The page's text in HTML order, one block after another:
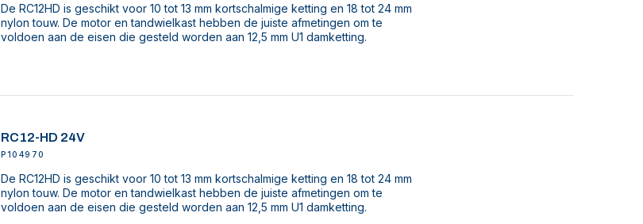
De RC12HD is geschikt voor 10 tot 13 mm kortschalmige ketting en 18 tot 24 mm
nylon touw. De motor en tandwielkast hebben de juiste afmetingen om te
voldoen aan de eisen die gesteld worden aan 12,5 mm U1 damketting.
RC12-HD 24V
P104970
De RC12HD is geschikt voor 10 tot 13 mm kortschalmige ketting en 18 tot 24 mm
nylon touw. De motor en tandwielkast hebben de juiste afmetingen om te
voldoen aan de eisen die gesteld worden aan 12,5 mm U1 damketting.